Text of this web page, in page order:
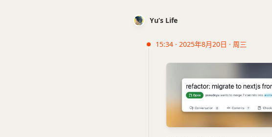
Yu’s Life
15:34 · 2025年8月20日 · 周三